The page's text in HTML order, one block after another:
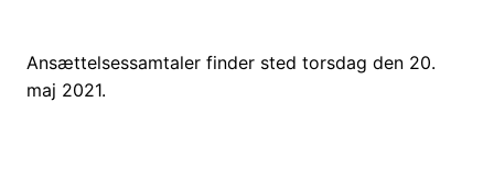
Ansættelsessamtaler finder sted torsdag den 20.
maj 2021.